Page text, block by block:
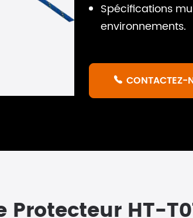
Spécifications
environnements.
 CONTACTEZ-
HT-